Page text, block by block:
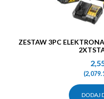
ZESTAW 3PC ELEKTRONARZĘDZI COMBO 18V 2×5.0AH
(
DODAJ